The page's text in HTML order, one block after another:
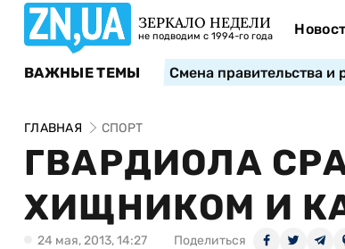
ЗЕРКАЛО НЕДЕЛИ
не подводим с 1994-го года
ВАЖНЫЕ ТЕМЫ Смена правительства и
ГЛАВНАЯ СПОРТ
ГВАРДИОЛА
ХИЩНИКОМ И
24 мая, 2013, 14:27 Поделиться